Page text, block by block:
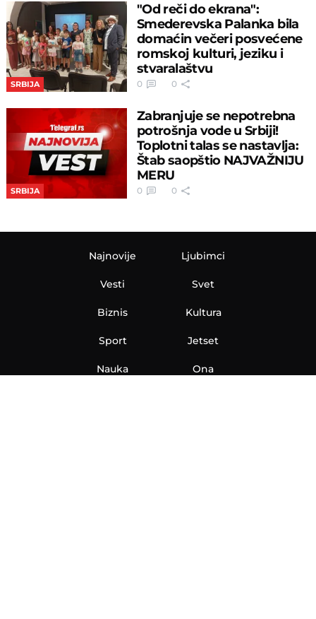
SRBIJA
"Od reči do ekrana":
Smederevska Palanka bila
domaćin večeri posvećene
romskoj kulturi, jeziku i
stvaralaštvu
0 0
SRBIJA
Zabranjuje se nepotrebna
potrošnja vode u Srbiji!
Toplotni talas se nastavlja:
Štab saopštio NAJVAŽNIJU
MERU
0 0
Najnovije
Vesti
Biznis
Sport
Nauka
Ljubimci
Svet
Kultura
Jetset
Ona